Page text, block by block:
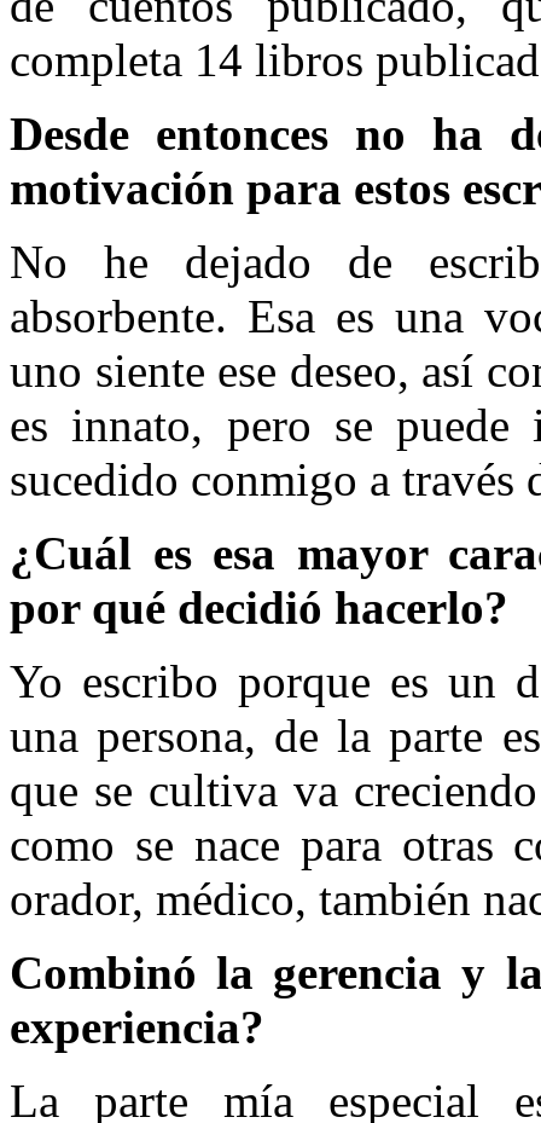
completa 14 libros
Desde entonces no ha
motivación para estos
No he dejado de
absorbente. Esa es una
uno siente ese deseo, así
es innato, pero se
sucedido conmigo a través
¿Cuál es esa mayor
por qué decidió hacerlo?
Yo escribo porque es un
una persona, de la parte
que se cultiva va
como se nace para otras
orador, médico, también
Combinó la gerencia y
experiencia?
La parte mía especial